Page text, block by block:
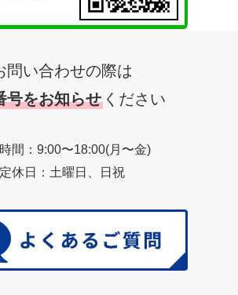
問い合わせの際は
号をお知らせ ください
間：9:00〜18:00(月〜金)
定休日：土曜日、日祝